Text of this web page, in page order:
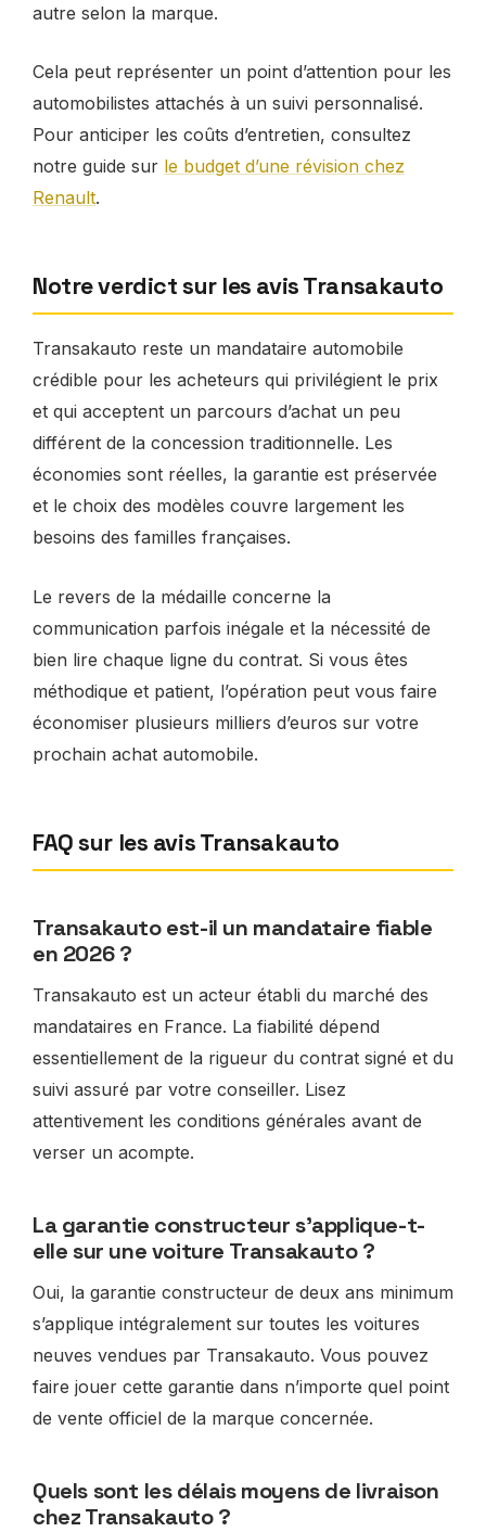
autre selon la marque.
Cela peut représenter un point d’attention pour les
automobilistes attachés à un suivi personnalisé.
Pour anticiper les coûts d’entretien, consultez
notre guide sur le budget d’une révision chez
Renault.
Notre verdict sur les avis Transakauto
Transakauto reste un mandataire automobile
crédible pour les acheteurs qui privilégient le prix
et qui acceptent un parcours d’achat un peu
différent de la concession traditionnelle. Les
économies sont réelles, la garantie est préservée
et le choix des modèles couvre largement les
besoins des familles françaises.
Le revers de la médaille concerne la
communication parfois inégale et la nécessité de
bien lire chaque ligne du contrat. Si vous êtes
méthodique et patient, l’opération peut vous faire
économiser plusieurs milliers d’euros sur votre
prochain achat automobile.
FAQ sur les avis Transakauto
Transakauto est-il un mandataire fiable
en 2026 ?
Transakauto est un acteur établi du marché des
mandataires en France. La fiabilité dépend
essentiellement de la rigueur du contrat signé et du
suivi assuré par votre conseiller. Lisez
attentivement les conditions générales avant de
verser un acompte.
La garantie constructeur s’applique-t-
elle sur une voiture Transakauto ?
Oui, la garantie constructeur de deux ans minimum
s’applique intégralement sur toutes les voitures
neuves vendues par Transakauto. Vous pouvez
faire jouer cette garantie dans n’importe quel point
de vente officiel de la marque concernée.
Quels sont les délais moyens de livraison
chez Transakauto ?